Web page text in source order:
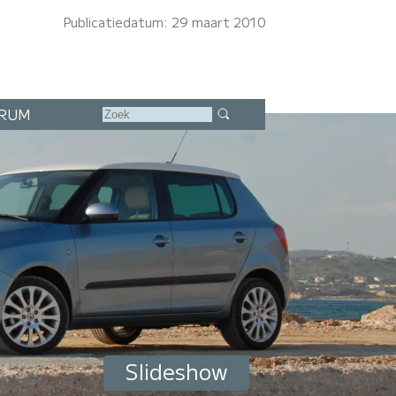
Publicatiedatum: 29 maart 2010
Slideshow